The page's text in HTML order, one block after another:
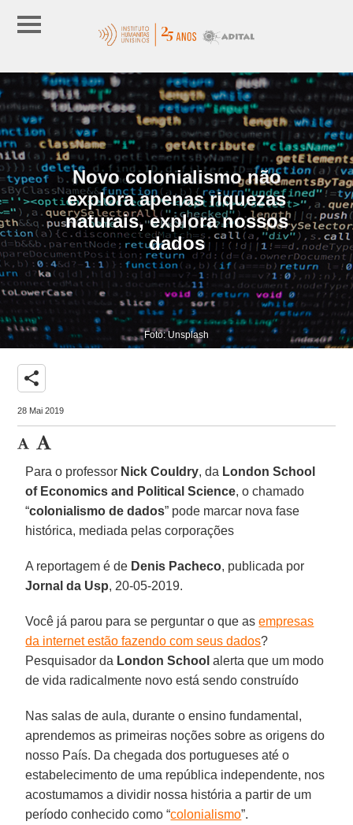
Novo colonialismo não
explora apenas riquezas
naturais, explora nossos
dados
Foto: Unsplash
share
28 Mai 2019
Para o professor Nick Couldry, da London School
of Economics and Political Science, o chamado
“colonialismo de dados” pode marcar nova fase
histórica, mediada pelas corporações
A reportagem é de Denis Pacheco, publicada por
Jornal da Usp, 20-05-2019.
Você já parou para se perguntar o que asempresas
da internet estão fazendo com seus dados?
Pesquisador da London School alerta que um modo
de vida radicalmente novo está sendo construído
Nas salas de aula, durante o ensino fundamental,
aprendemos as primeiras noções sobre as origens do
nosso País. Da chegada dos portugueses até o
estabelecimento de uma república independente, nos
acostumamos a dividir nossa história a partir de um
período conhecido como “colonialismo”.